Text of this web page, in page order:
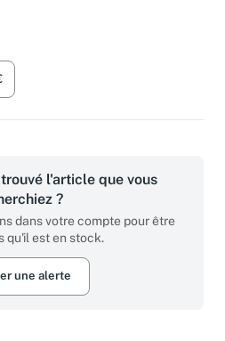
l'article que vous
?
dans votre compte pour être
qu'il est en stock.
une alerte